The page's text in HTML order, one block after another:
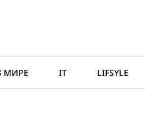
МИРЕ IT LIFSYLE